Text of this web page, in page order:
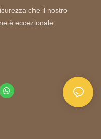
che il nostro
è eccezionale.